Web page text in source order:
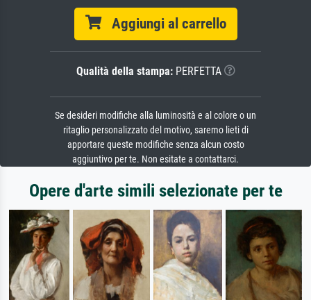
Aggiungi al carrello
Qualità della stampa:PERFETTA
Se desideri modifiche alla luminosità e al colore o un
ritaglio personalizzato del motivo, saremo lieti di
apportare queste modifiche senza alcun costo
aggiuntivo per te. Non esitate a contattarci.
Opere d'arte simili selezionate per te